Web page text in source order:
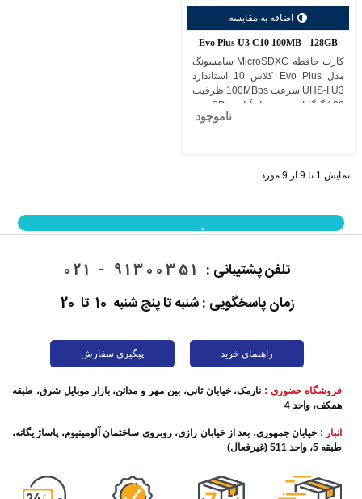
اضافه به مقایسه
Evo Plus U3 C10 100MB - 128GB
کارت حافظه MicroSDXC سامسونگ
مدل Evo Plus کلاس 10 استاندارد
UHS-I U3 سرعت 100MBps ظرفیت
128 گیگابایت به همراه آداپتور SD
ناموجود
نمایش 1 تا 9 از 9 مورد
نمایش بیشتر
تلفن پشتیبانی : 91300351 - 021
زمان پاسخگویی : شنبه تا پنج شنبه 10 تا 20
راهنمای خرید پیگیری سفارش
فروشگاه حضوری : نارمک، خیابان ثانی، بین مهر و مدائن، بازار موبایل شرق، طبقه
همکف، واحد 4
انبار : خیابان جمهوری، بعد از خیابان رازی، روبروی ساختمان آلومینیوم، پاساژ یگانه،
طبقه 5، واحد 511 (غیرفعال)